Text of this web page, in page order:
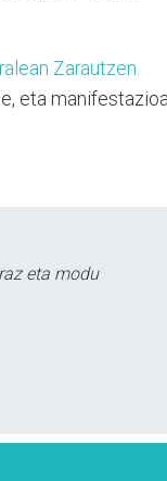
Zarautzen.
eta manifestazioa
eta modu